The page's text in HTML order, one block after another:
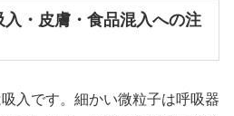
・皮膚・食品混入への注
入です。細かい微粒子は呼吸器